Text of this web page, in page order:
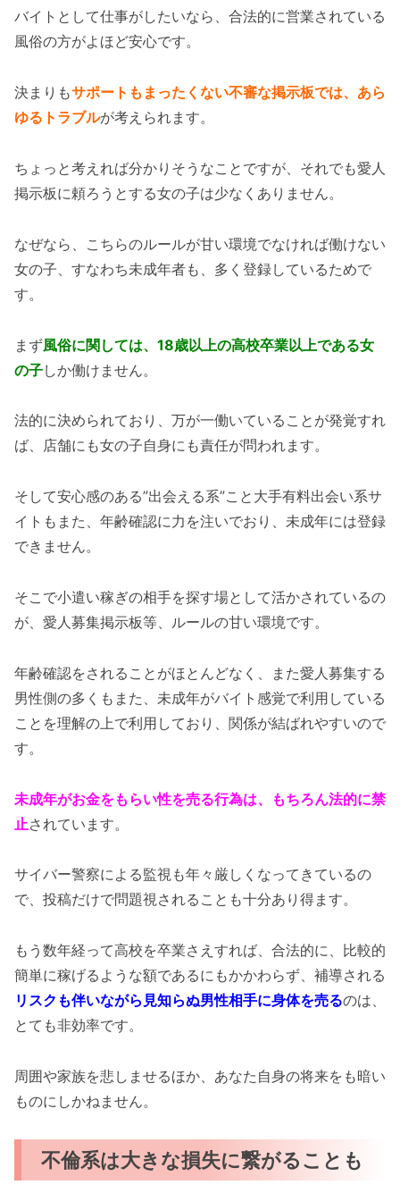
バイトとして仕事がしたいなら、合法的に営業されている
風俗の方がよほど安心です。
決まりもサポートもまったくない不審な掲示板では、あら
ゆるトラブルが考えられます。
ちょっと考えれば分かりそうなことですが、それでも愛人
掲示板に頼ろうとする女の子は少なくありません。
なぜなら、こちらのルールが甘い環境でなければ働けない
女の子、すなわち未成年者も、多く登録しているためで
す。
まず風俗に関しては、18歳以上の高校卒業以上である女
の子しか働けません。
法的に決められており、万が一働いていることが発覚すれ
ば、店舗にも女の子自身にも責任が問われます。
そして安心感のある”出会える系”こと大手有料出会い系サ
イトもまた、年齢確認に力を注いでおり、未成年には登録
できません。
そこで小遣い稼ぎの相手を探す場として活かされているの
が、愛人募集掲示板等、ルールの甘い環境です。
年齢確認をされることがほとんどなく、また愛人募集する
男性側の多くもまた、未成年がバイト感覚で利用している
ことを理解の上で利用しており、関係が結ばれやすいので
す。
未成年がお金をもらい性を売る行為は、もちろん法的に禁
止されています。
サイバー警察による監視も年々厳しくなってきているの
で、投稿だけで問題視されることも十分あり得ます。
もう数年経って高校を卒業さえすれば、合法的に、比較的
簡単に稼げるような額であるにもかかわらず、補導される
リスクも伴いながら見知らぬ男性相手に身体を売るのは、
とても非効率です。
周囲や家族を悲しませるほか、あなた自身の将来をも暗い
ものにしかねません。
不倫系は大きな損失に繋がることも